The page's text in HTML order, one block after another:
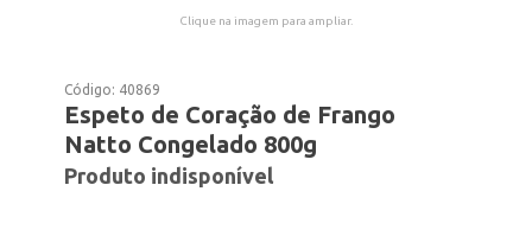
Clique na imagem para ampliar.
Código: 40869
Espeto de Coração de Frango
Natto Congelado 800g
Produto indisponível